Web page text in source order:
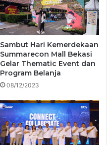
Sambut Hari Kemerdekaan
Summarecon Mall Bekasi
Gelar Thematic Event dan
Program Belanja
08/12/2023